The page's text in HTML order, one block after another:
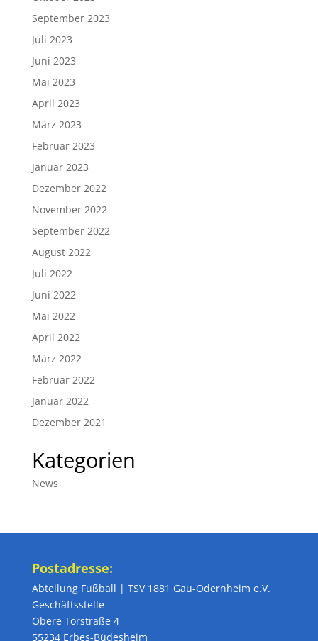
September 2023
Juli 2023
Juni 2023
Mai 2023
April 2023
März 2023
Februar 2023
Januar 2023
Dezember 2022
November 2022
September 2022
August 2022
Juli 2022
Juni 2022
Mai 2022
April 2022
März 2022
Februar 2022
Januar 2022
Dezember 2021
Kategorien
News
Postadresse:
Abteilung Fußball | TSV 1881 Gau-Odernheim e.V.
Geschäftsstelle
Obere Torstraße 4
55234 Erbes-Büdesheim